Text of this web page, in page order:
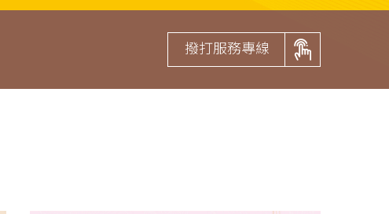
撥打服務專線